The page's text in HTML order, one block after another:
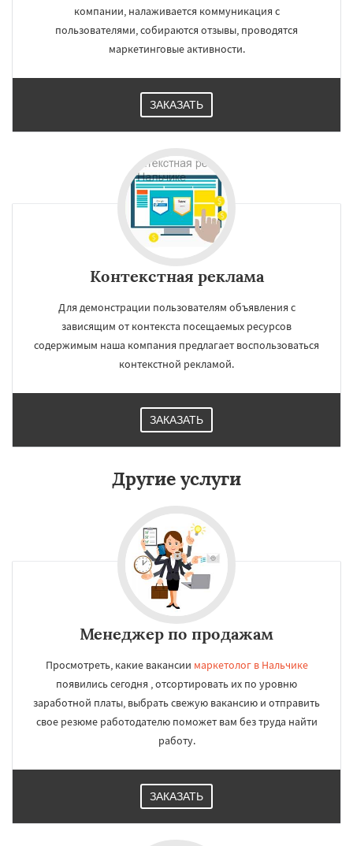
×
Энгельс
Братск
Южно-Сахалинск Бийск Прокопьевск
компании, налаживается коммуникация с
пользователями, собираются отзывы, проводятся
маркетинговые активности.
ЗАКАЗАТЬ
Контекстная реклама
Для демонстрации пользователям объявления с
зависящим от контекста посещаемых ресурсов
содержимым наша компания предлагает воспользоваться
контекстной рекламой.
ЗАКАЗАТЬ
Другие услуги
Менеджер по продажам
Просмотреть, какие вакансии маркетолог в Нальчике
появились сегодня , отсортировать их по уровню
заработной платы, выбрать свежую вакансию и отправить
свое резюме работодателю поможет вам без труда найти
работу.
ЗАКАЗАТЬ
×